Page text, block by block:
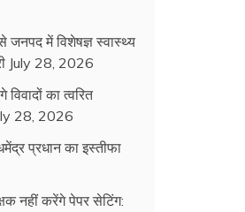
जनपद में विशेषज्ञ स्वास्थ्य
July 28, 2026
का त्वरित
28, 2026
प्रधान का इस्तीफा
नहीं करेंगे पेपर सेटिंग: